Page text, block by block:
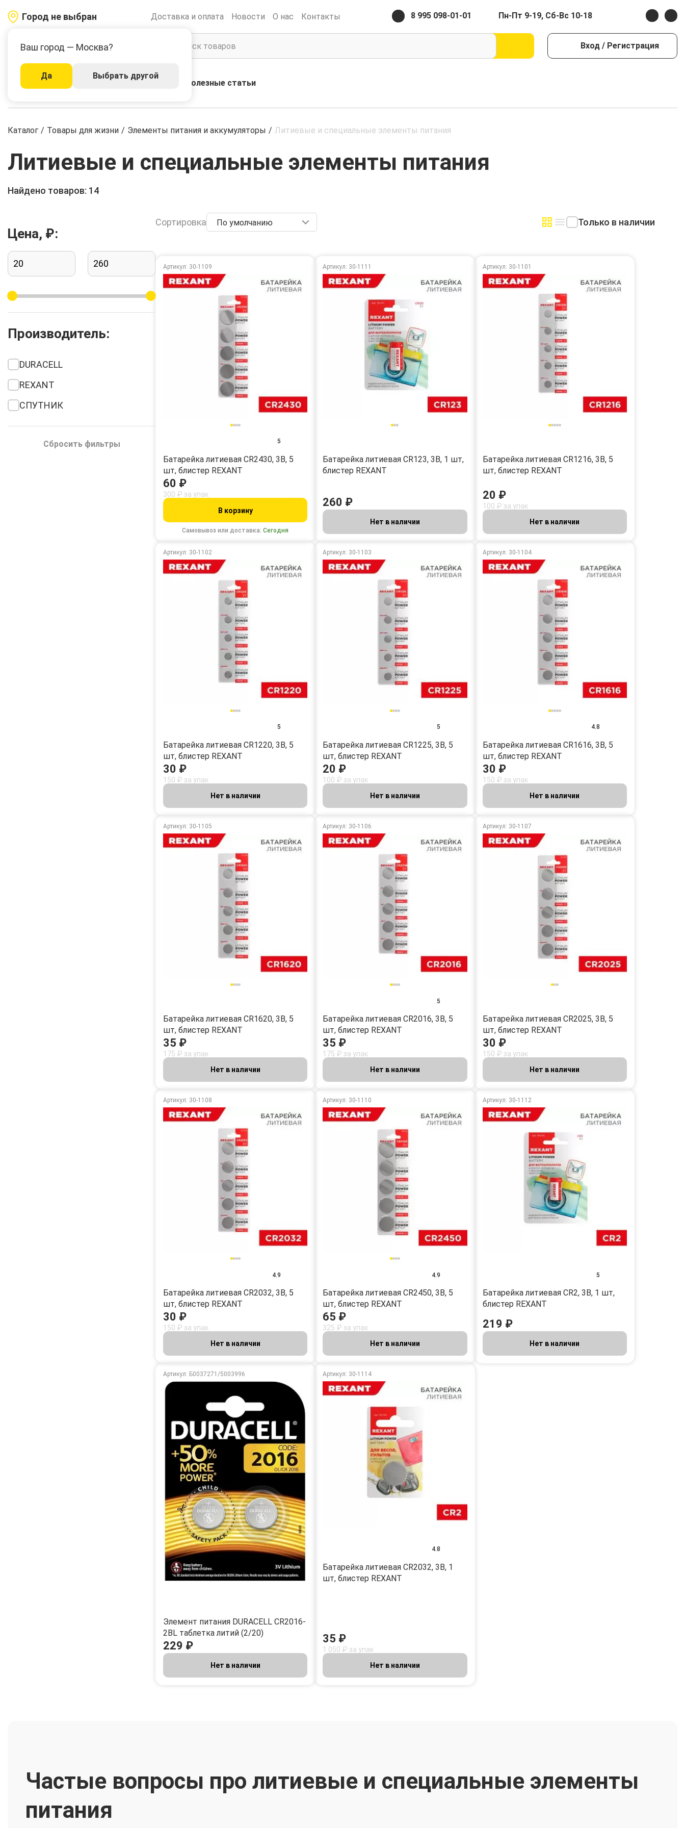
Город не выбран
Ваш город — Москва?
Да Выбрать другой
Доставка и оплата Новости О нас Контакты 8 995 098-01-01 Пн-Пт 9-19, Сб-Вс 10-18
Вход / Регистрация
Каталог Акции Полезные статьи
Каталог / Товары для жизни / Элементы питания и аккумуляторы / Литиевые и специальные элементы питания
Литиевые и специальные элементы питания
Найдено товаров: 14
Цена, ₽:
Производитель:
DURACELL
REXANT
СПУТНИК
Сбросить фильтры
Сортировка По умолчанию Только в наличии
Артикул: 30-1109
5
Батарейка литиевая CR2430, 3В, 5
шт, блистер REXANT
Самовывоз или доставка:Сегодня
60 ₽
300 ₽ за упак
В корзину
Артикул: 30-1111
Батарейка литиевая CR123, 3В, 1 шт,
блистер REXANT
260 ₽
Нет в наличии
Артикул: 30-1101
Батарейка литиевая CR1216, 3В, 5
шт, блистер REXANT
20 ₽
100 ₽ за упак
Нет в наличии
Артикул: 30-1102
5
Батарейка литиевая CR1220, 3В, 5
шт, блистер REXANT
30 ₽
150 ₽ за упак
Нет в наличии
Артикул: 30-1103
5
Батарейка литиевая CR1225, 3В, 5
шт, блистер REXANT
20 ₽
100 ₽ за упак
Нет в наличии
Артикул: 30-1104
4.8
Батарейка литиевая CR1616, 3В, 5
шт, блистер REXANT
30 ₽
150 ₽ за упак
Нет в наличии
Артикул: 30-1105
Батарейка литиевая CR1620, 3В, 5
шт, блистер REXANT
35 ₽
175 ₽ за упак
Нет в наличии
Артикул: 30-1106
5
Батарейка литиевая CR2016, 3В, 5
шт, блистер REXANT
35 ₽
175 ₽ за упак
Нет в наличии
Артикул: 30-1107
Батарейка литиевая CR2025, 3В, 5
шт, блистер REXANT
30 ₽
150 ₽ за упак
Нет в наличии
Артикул: 30-1108
4.9
Батарейка литиевая CR2032, 3В, 5
шт, блистер REXANT
30 ₽
150 ₽ за упак
Нет в наличии
Артикул: 30-1110
4.9
Батарейка литиевая CR2450, 3В, 5
шт, блистер REXANT
65 ₽
325 ₽ за упак
Нет в наличии
Артикул: 30-1112
5
Батарейка литиевая CR2, 3В, 1 шт,
блистер REXANT
219 ₽
Нет в наличии
Артикул: Б0037271/5003996
Элемент питания DURACELL CR2016-
2BL таблетка литий (2/20)
229 ₽
Нет в наличии
Артикул: 30-1114
4.8
Батарейка литиевая CR2032, 3В, 1
шт, блистер REXANT
35 ₽
1 050 ₽ за упак
Нет в наличии
Частые вопросы про литиевые и специальные элементы
питания